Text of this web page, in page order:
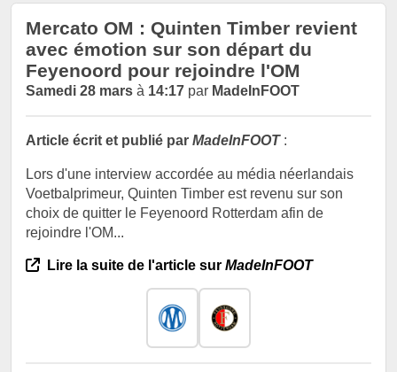
Mercato OM : Quinten Timber revient
avec émotion sur son départ du
Feyenoord pour rejoindre l'OM
Samedi 28 mars à 14:17 par MadeInFOOT
Article écrit et publié par MadeInFOOT:
Lors d'une interview accordée au média néerlandais
Voetbalprimeur, Quinten Timber est revenu sur son
choix de quitter le Feyenoord Rotterdam afin de
rejoindre l'OM...
Lire la suite de l'article sur MadeInFOOT